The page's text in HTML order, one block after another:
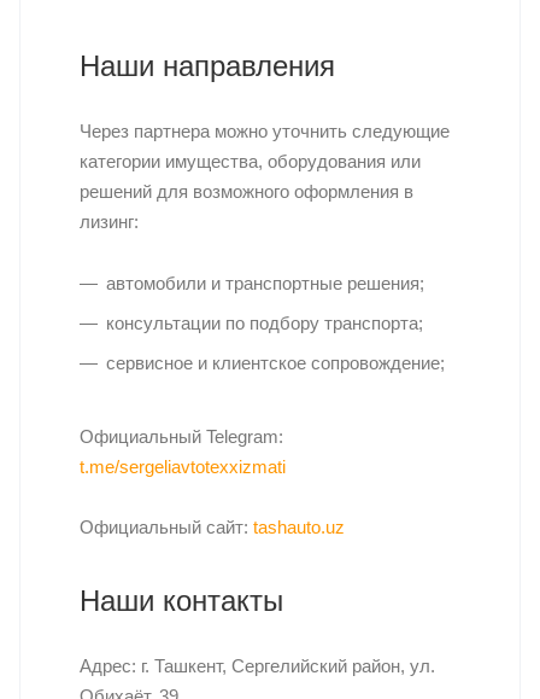
Наши направления
Через партнера можно уточнить следующие
категории имущества, оборудования или
решений для возможного оформления в
лизинг:
автомобили и транспортные решения;
консультации по подбору транспорта;
сервисное и клиентское сопровождение;
Официальный Telegram:
t.me/sergeliavtotexxizmati
Официальный сайт: tashauto.uz
Наши контакты
Адрес: г. Ташкент, Сергелийский район, ул.